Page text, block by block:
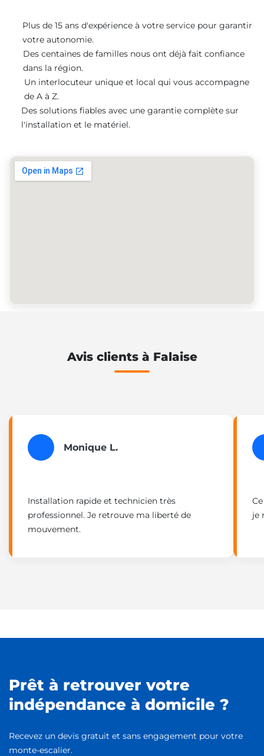
Plus de 15 ans d'expérience à votre service pour garantir
votre autonomie.
Des centaines de familles nous ont déjà fait confiance
dans la région.
Un interlocuteur unique et local qui vous accompagne
de A à Z.
Des solutions fiables avec une garantie complète sur
l'installation et le matériel.
Avis clients à Falaise
Monique L.
Installation rapide et technicien très
professionnel. Je retrouve ma liberté de
mouvement.
je
Prêt à retrouver votre
indépendance à domicile ?
Recevez un devis gratuit et sans engagement pour votre
monte-escalier.